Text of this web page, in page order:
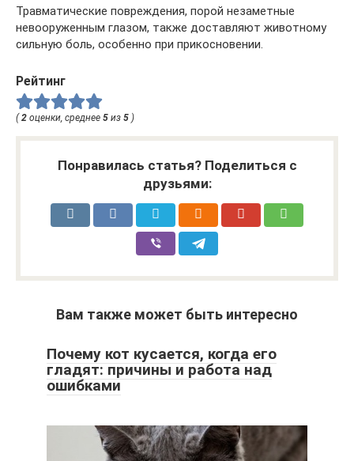
Травматические повреждения, порой незаметные
невооруженным глазом, также доставляют животному
сильную боль, особенно при прикосновении.
Рейтинг
( 2 оценки, среднее 5 из 5 )
Понравилась статья? Поделиться с
друзьями:
Вам также может быть интересно
Почему кот кусается, когда его
гладят: причины и работа над
ошибками